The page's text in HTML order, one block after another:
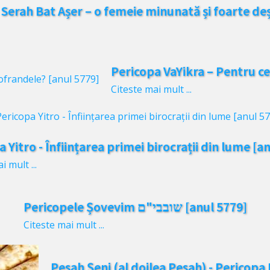
Bat Așer – o femeie minunată și foarte
Pericopa VaYikra – Pentru
Citeste mai mult ...
Yitro - Înființarea primei birocrații din lume
mult ...
Pericopele Șovevim שובבי"ם [anul 5779]
Citeste mai mult ...